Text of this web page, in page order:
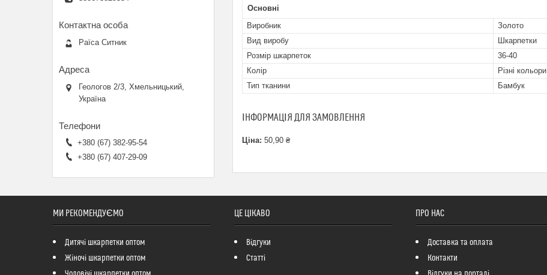
Основні
Виробник
Золото
Вид виробу
Шкарпетки
Розмір шкарпеток
36-40
Колір
Різні кольори
Тип тканини
Бамбук
ІНФОРМАЦІЯ ДЛЯ ЗАМОВЛЕННЯ
Ціна: 50,90 ₴
Раїса Ситник
Геологов 2/3, Хмельницький,
Україна
+380 (67) 382-95-54
+380 (67) 407-29-09
МИ РЕКОМЕНДУЄМО
Дитячі шкарпетки оптом
Жіночі шкарпетки оптом
ЦЕ ЦІКАВО
Відгуки
Статті
ПРО НАС
Доставка та оплата
Контакти